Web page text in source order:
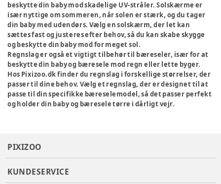
beskytte din baby mod skadelige UV-stråler. Solskærme er
især nyttige om sommeren, når solen er stærk, og du tager
din baby med udendørs. Vælg en solskærm, der let kan
sættes fast og justeres efter behov, så du kan skabe skygge
og beskytte din baby mod for meget sol.
Regnslag er også et vigtigt tilbehør til bæreseler, især for at
beskytte din baby og bæresele mod regn eller lette byger.
Hos Pixizoo.dk finder du regnslag i forskellige størrelser, der
passer til dine behov. Vælg et regnslag, der er designet til at
passe til din specifikke bæreselemodel, så det passer perfekt
og holder din baby og bæresele tørre i dårligt vejr.
PIXIZOO
KUNDESERVICE